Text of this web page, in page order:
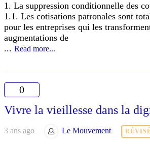
1. La suppression conditionnelle des
1.1. Les cotisations patronales sont
pour les entreprises qui les
augmentations de
... Read more...
0
Vivre la vieillesse dans la
3 ans ago Le Mouvement